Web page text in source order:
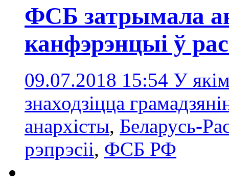
ФСБ затрымала
канфэрэнцыі ў
09.07.2018 15:54 У
знаходзіцца
анархісты, Беларусь-
рэпрэсіі, ФСБ РФ